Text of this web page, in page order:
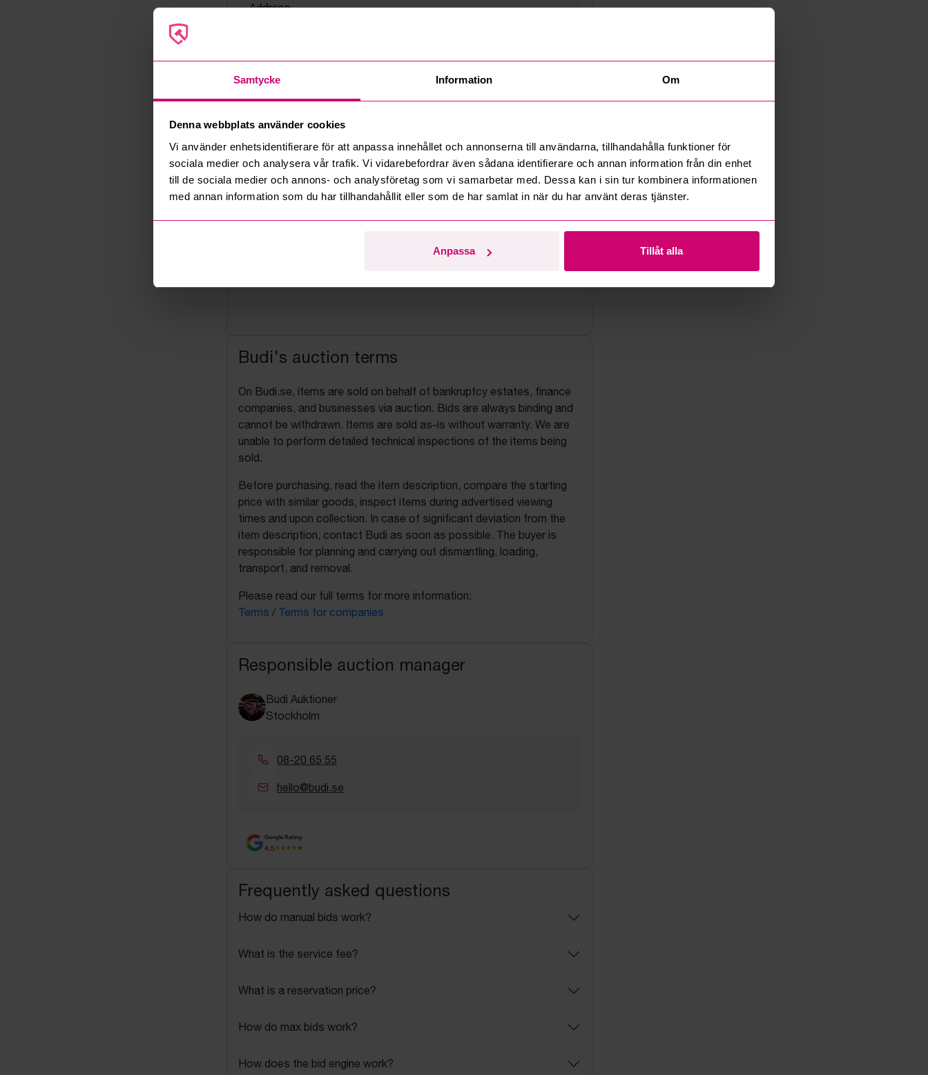
Samtycke Information Om
Denna webbplats använder cookies
Vi använder enhetsidentifierare för att anpassa innehållet och annonserna till användarna, tillhandahålla funktioner för
sociala medier och analysera vår trafik. Vi vidarebefordrar även sådana identifierare och annan information från din enhet
till de sociala medier och annons- och analysföretag som vi samarbetar med. Dessa kan i sin tur kombinera informationen
med annan information som du har tillhandahållit eller som de har samlat in när du har använt deras tjänster.
Anpassa Tillåt alla
Address
Seller
Company
Budi's auction terms
On Budi.se, items are sold on behalf of bankruptcy estates, finance
companies, and businesses via auction. Bids are always binding and
cannot be withdrawn. Items are sold as-is without warranty. We are
unable to perform detailed technical inspections of the items being
sold.
Before purchasing, read the item description, compare the starting
price with similar goods, inspect items during advertised viewing
times and upon collection. In case of significant deviation from the
item description, contact Budi as soon as possible. The buyer is
responsible for planning and carrying out dismantling, loading,
transport, and removal.
Please read our full terms for more information:
Terms / Terms for companies
Responsible auction manager
Budi Auktioner
Stockholm
08-20 65 55
hello@budi.se
Google Rating
4.5
Frequently asked questions
How do manual bids work?
What is the service fee?
What is a reservation price?
How do max bids work?
How does the bid engine work?